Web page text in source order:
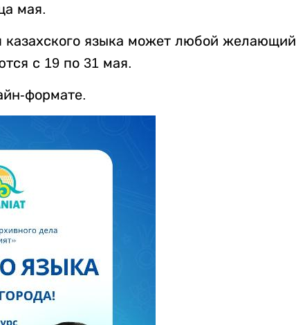
мая.
казахского языка может любой желающий
с 19 по 31 мая.
формате.